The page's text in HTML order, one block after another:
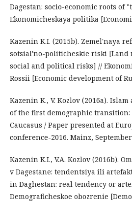
Dagestan: socio-economic roots
Ekonomicheskaya politika
Kazenin K.I. (2015b). Zemel'naya
sotsial'no-politicheskie riski [Land
social and political risks] //
Rossii [Economic development of
Kazenin K., V. Kozlov (2016a).
of the first demographic transition:
Caucasus / Paper presented at
conference-2016. Mainz,
Kazenin K.I., V.A. Kozlov (2016b).
v Dagestane: tendentsiya ili
in Daghestan: real tendency or
Demograficheskoe obozrenie